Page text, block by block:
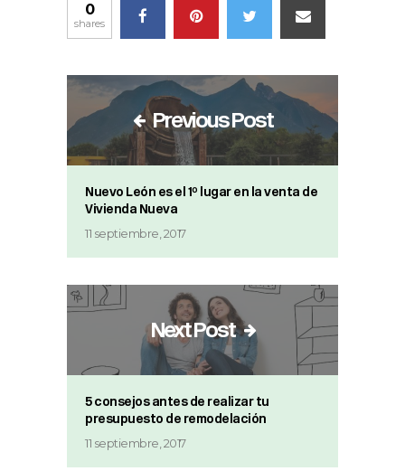
0
shares
Previous Post
Nuevo León es el 1º lugar en la venta de
Vivienda Nueva
11 septiembre, 2017
Next Post
5 consejos antes de realizar tu
presupuesto de remodelación
11 septiembre, 2017